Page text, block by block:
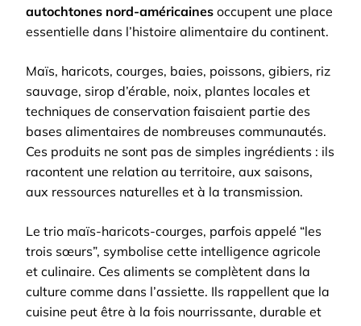
autochtones nord-américaines occupent une place
essentielle dans l’histoire alimentaire du continent.
Maïs, haricots, courges, baies, poissons, gibiers, riz
sauvage, sirop d’érable, noix, plantes locales et
techniques de conservation faisaient partie des
bases alimentaires de nombreuses communautés.
Ces produits ne sont pas de simples ingrédients : ils
racontent une relation au territoire, aux saisons,
aux ressources naturelles et à la transmission.
Le trio maïs-haricots-courges, parfois appelé “les
trois sœurs”, symbolise cette intelligence agricole
et culinaire. Ces aliments se complètent dans la
culture comme dans l’assiette. Ils rappellent que la
cuisine peut être à la fois nourrissante, durable et